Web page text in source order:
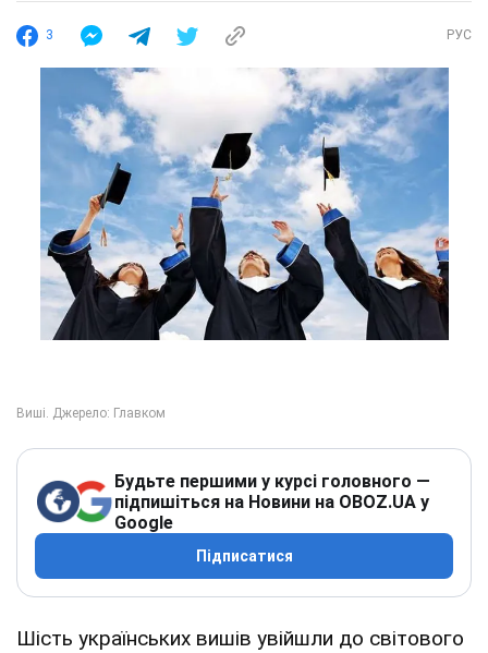
3 РУС
Будьте першими у курсі головного —
підпишіться на Новини на OBOZ.UA у
Google
Підписатися
Шість українських вишів увійшли до світового